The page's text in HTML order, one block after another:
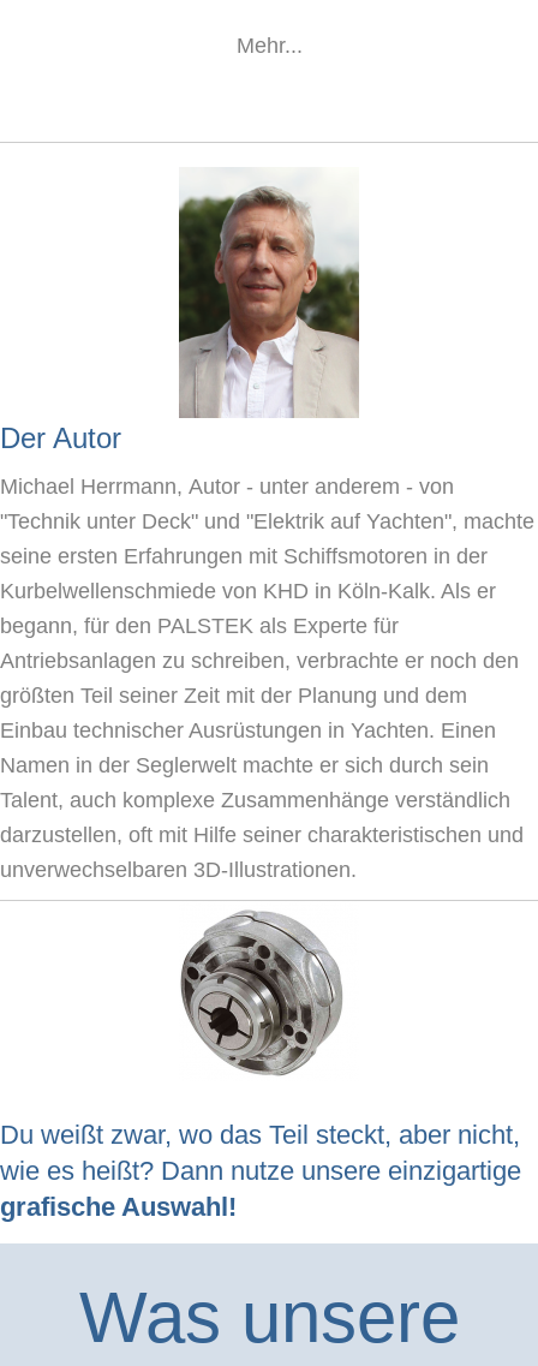
Mehr...
Der Autor
Michael Herrmann, Autor - unter anderem - von
"Technik unter Deck" und "Elektrik auf Yachten", machte
seine ersten Erfahrungen mit Schiffsmotoren in der
Kurbelwellenschmiede von KHD in Köln-Kalk. Als er
begann, für den PALSTEK als Experte für
Antriebsanlagen zu schreiben, verbrachte er noch den
größten Teil seiner Zeit mit der Planung und dem
Einbau technischer Ausrüstungen in Yachten. Einen
Namen in der Seglerwelt machte er sich durch sein
Talent, auch komplexe Zusammenhänge verständlich
darzustellen, oft mit Hilfe seiner charakteristischen und
unverwechselbaren 3D-Illustrationen.
Du weißt zwar, wo das Teil steckt, aber nicht,
wie es heißt? Dann nutze unsere einzigartige
grafische Auswahl!
Was unsere